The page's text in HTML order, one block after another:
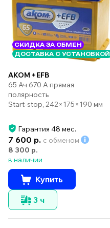
СКИДКА ЗА ОБМЕН
ДОСТАВКА С УСТАНОВКОЙ
AKOM +EFB
65 Ач 670 А прямая
полярность
Start-stop, 242×175×190 мм
Гарантия 48 мес.
7 600 р. с обменом
8 300 р.
в наличии
Купить
3 ч